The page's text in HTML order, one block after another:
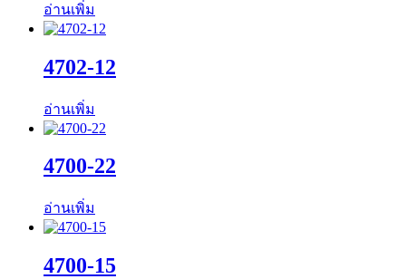
อ่านเพิ่ม
4702-12
อ่านเพิ่ม
4700-22
อ่านเพิ่ม
4700-15